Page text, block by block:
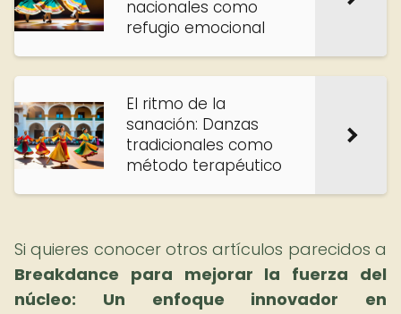
nacionales como
refugio emocional
El ritmo de la
sanación: Danzas
tradicionales como
método terapéutico
Si quieres conocer otros artículos parecidos a
Breakdance para mejorar la fuerza del
núcleo: Un enfoque innovador en